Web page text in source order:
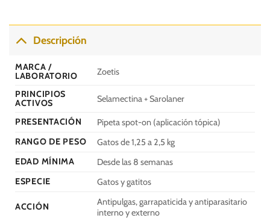
Descripción
MARCA /
LABORATORIO
Zoetis
PRINCIPIOS
ACTIVOS
Selamectina + Sarolaner
PRESENTACIÓN
Pipeta spot-on (aplicación tópica)
RANGO DE PESO
Gatos de 1,25 a 2,5 kg
EDAD MÍNIMA
Desde las 8 semanas
ESPECIE
Gatos y gatitos
ACCIÓN
Antipulgas, garrapaticida y antiparasitario
interno y externo